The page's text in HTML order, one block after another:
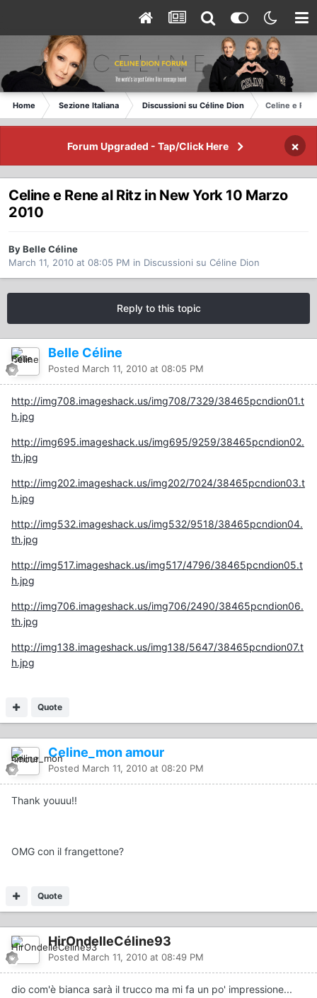
Home Sezione Italiana Discussioni su Céline Dion Celine e
Forum Upgraded - Tap/Click Here ×
Celine e Rene al Ritz in New York 10 Marzo
2010
By Belle Céline
March 11, 2010 at 08:05 PM in Discussioni su Céline Dion
Reply to this topic
Belle Céline
Posted March 11, 2010 at 08:05 PM
http://img708.imageshack.us/img708/7329/38465pcndion01.t
h.jpg
http://img695.imageshack.us/img695/9259/38465pcndion02.
th.jpg
http://img202.imageshack.us/img202/7024/38465pcndion03.t
h.jpg
http://img532.imageshack.us/img532/9518/38465pcndion04.
th.jpg
http://img517.imageshack.us/img517/4796/38465pcndion05.t
h.jpg
http://img706.imageshack.us/img706/2490/38465pcndion06.
th.jpg
http://img138.imageshack.us/img138/5647/38465pcndion07.t
h.jpg
Quote
Celine_mon amour
Posted March 11, 2010 at 08:20 PM
Thank youuu!!
OMG con il frangettone?
Quote
HirOndelleCéline93
Posted March 11, 2010 at 08:49 PM
dio com'è bianca sarà il trucco ma mi fa un po' impressione...